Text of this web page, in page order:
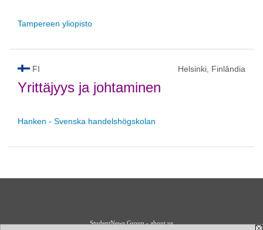
Tampereen yliopisto
FI Helsinki, Finlândia
Yrittäjyys ja johtaminen
Hanken - Svenska handelshögskolan
StudentNews Group - about us